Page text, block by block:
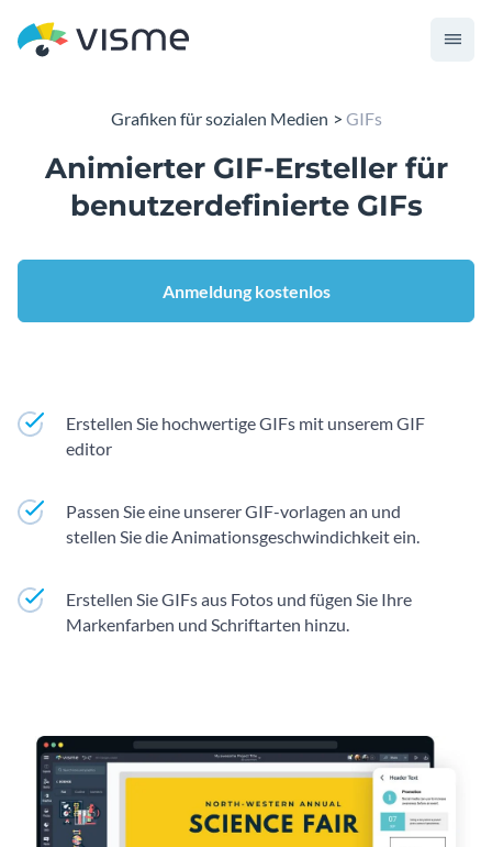
Grafiken für sozialen Medien GIFs
Animierter GIF-Ersteller für
benutzerdefinierte GIFs
Anmeldung kostenlos
Erstellen Sie hochwertige GIFs mit unserem GIF
editor
Passen Sie eine unserer GIF-vorlagen an und
stellen Sie die Animationsgeschwindichkeit ein.
Erstellen Sie GIFs aus Fotos und fügen Sie Ihre
Markenfarben und Schriftarten hinzu.